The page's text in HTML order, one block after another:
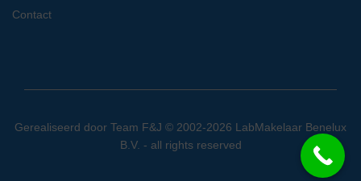
Contact
Gerealiseerd door Team F&J © 2002-2026 LabMakelaar Benelux
B.V. - all rights reserved